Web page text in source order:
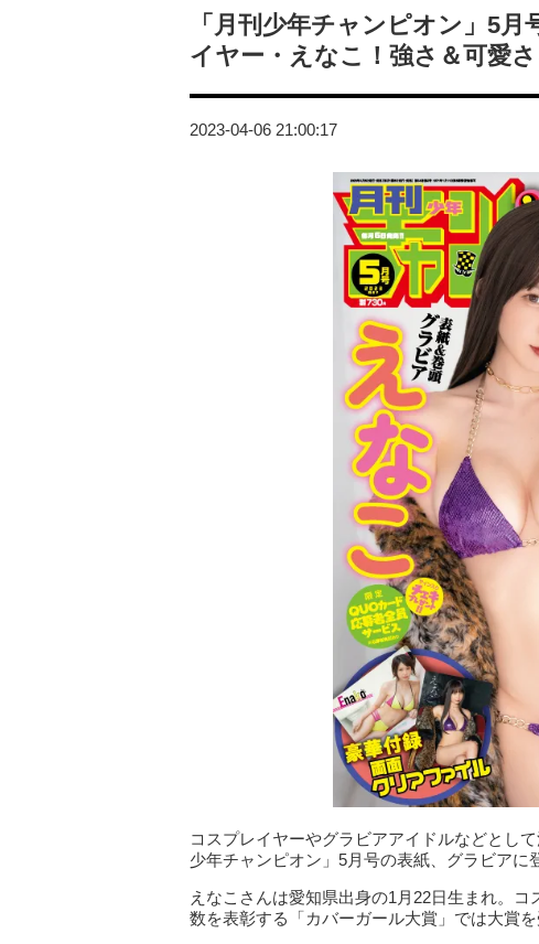
「月刊少年チャンピオン」5
イヤー・えなこ！強さ＆可愛さ
2023-04-06 21:00:17
コスプレイヤーやグラビアアイドルなどとし
少年チャンピオン」5月号の表紙、グラビアに
えなこさんは愛知県出身の1月22日生まれ。
数を表彰する「カバーガール大賞」では大賞を